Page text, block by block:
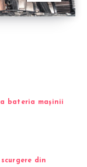
bateria mașinii
din